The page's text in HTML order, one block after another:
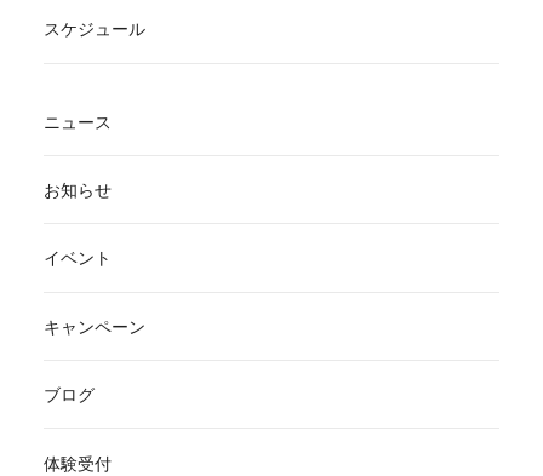
スケジュール
ニュース
お知らせ
イベント
キャンペーン
ブログ
体験受付